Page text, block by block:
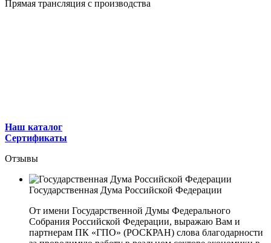
Прямая трансляция с производства
Наш каталог
Сертификаты
Отзывы
Государственная Дума Российской Федерации
От имени Государственной Думы Федерального
Собрания Российской Федерации, выражаю Вам и
партнерам ПК «ГПО» (РОСКРАН) слова благодарности